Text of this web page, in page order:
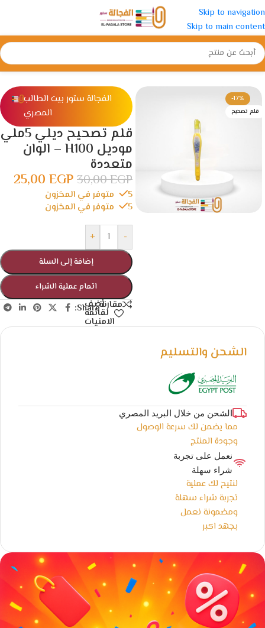
Skip to navigation
Skip to main content
الرئيسية/ادوات مدرسية/الأقلام/اقلام تصحيح
-17%
قلم تصحيح
الفجالة ستور بيت الطالب
المصري
قلم تصحيح ديلي 5ملي
موديل H100 – الوان
متعددة
30,00EGP
25,00 EGP
5 متوفر في المخزون
5 متوفر في المخزون
-
+
إضافة إلى السلة
اتمام عملية الشراء
مقارنةأضف
لقائمة
الامنيات
Share:
الشحن والتسليم
الشحن من خلال البريد المصري
مما يضمن لك سرعة الوصول
وجودة المنتج
نعمل على تجربة
شراء سهلة
لنتيح لك عملية
تجربة شراء سهلة
ومضمونة نعمل
بجهد اكبر